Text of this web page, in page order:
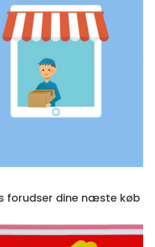
forudser dine næste køb